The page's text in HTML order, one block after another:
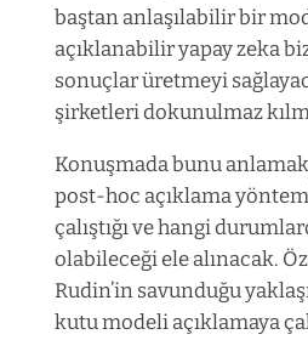
baştan anlaşılabilir bir
açıklanabilir yapay zeka
sonuçlar üretmeyi
şirketleri dokunulmaz
Konuşmada bunu
post-hoc açıklama
çalıştığı ve hangi
olabileceği ele alınacak.
Rudin’in savunduğu
kutu modeli açıklamaya